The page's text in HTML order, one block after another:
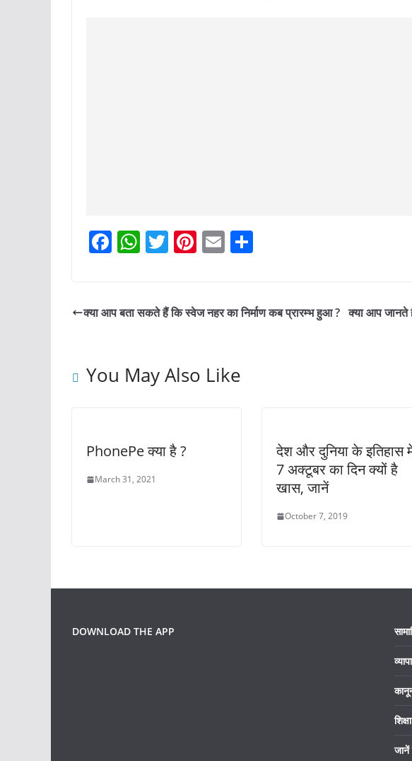
F
e
o
W
s
p
T
er
Pi
e
E
l e
क्या आप बता सकते हैं कि स्वेज नहर का निर्माण कब प्रारम्भ हुआ ? क्या आप जानते
You May Also Like
PhonePe क्या है ?
March 31, 2021
देश और दुनिया के इतिहास
7 अक्टूबर का दिन क्यों है
खास, जानें
October 7, 2019
DOWNLOAD THE APP
शिक्षा
जानें